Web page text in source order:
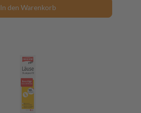
In den Warenkorb